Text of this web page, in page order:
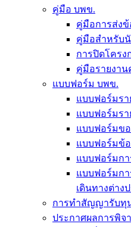
คู่มือ บพข.
คู่มือการส่งข้
คู่มือสำหรับ
การปิดโครง
คู่มือรายงาน
แบบฟอร์ม บพข.
แบบฟอร์มร
แบบฟอร์มร
แบบฟอร์มขอ
แบบฟอร์มข้
แบบฟอร์มกา
แบบฟอร์มก
เดินทางต่าง
การทำสัญญารับทุ
ประกาศผลการพิจ